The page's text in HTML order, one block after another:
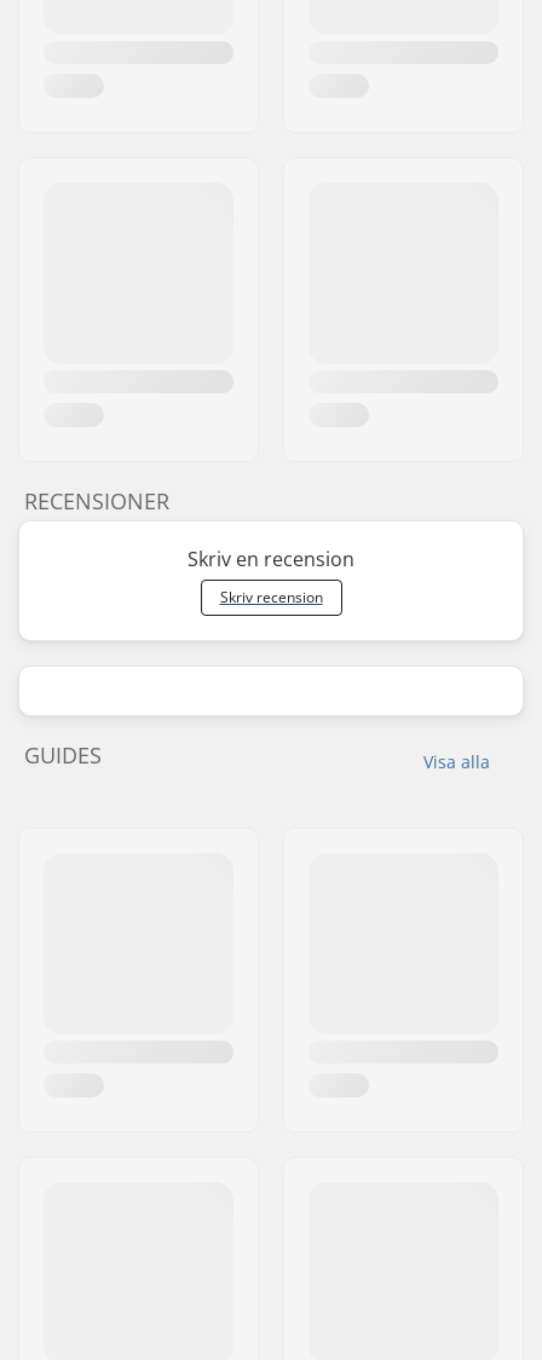
RECENSIONER
Skriv en recension
Skriv recension
Visa alla
GUIDES